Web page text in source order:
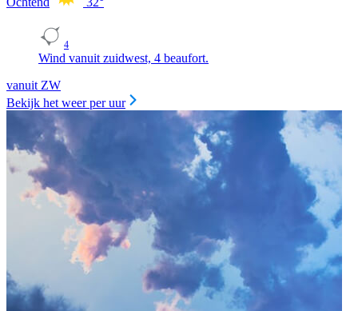
4
Wind vanuit zuidwest, 4 beaufort.
vanuit ZW
Bekijk het weer per uur